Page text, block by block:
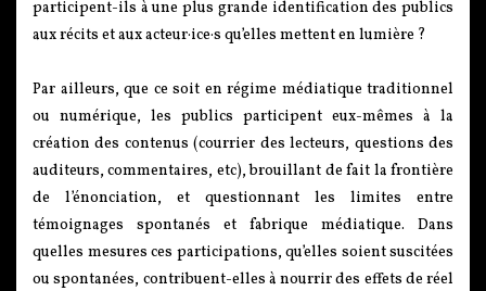
participent-ils à une plus grande identification des publics
aux récits et aux acteur·ice·s qu’elles mettent en lumière ?
Par ailleurs, que ce soit en régime médiatique traditionnel
ou numérique, les publics participent eux-mêmes à la
création des contenus (courrier des lecteurs, questions des
auditeurs, commentaires, etc), brouillant de fait la frontière
de l’énonciation, et questionnant les limites entre
témoignages spontanés et fabrique médiatique. Dans
quelles mesures ces participations, qu’elles soient suscitées
ou spontanées, contribuent-elles à nourrir des effets de réel